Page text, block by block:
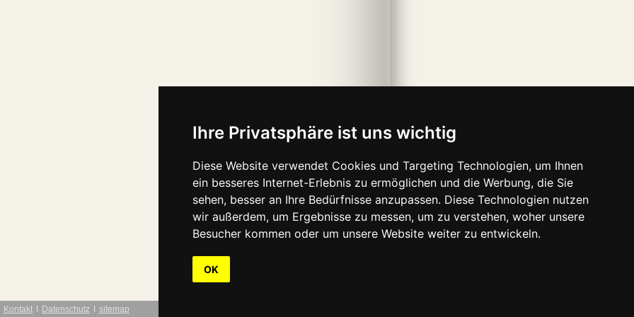
Ihre Privatsphäre ist uns wichtig
Diese Website verwendet Cookies und Targeting Technologien, um Ihnen
ein besseres Internet-Erlebnis zu ermöglichen und die Werbung, die Sie
sehen, besser an Ihre Bedürfnisse anzupassen. Diese Technologien nutzen
wir außerdem, um Ergebnisse zu messen, um zu verstehen, woher unsere
Besucher kommen oder um unsere Website weiter zu entwickeln.
OK
Kontakt Datenschutz sitemap